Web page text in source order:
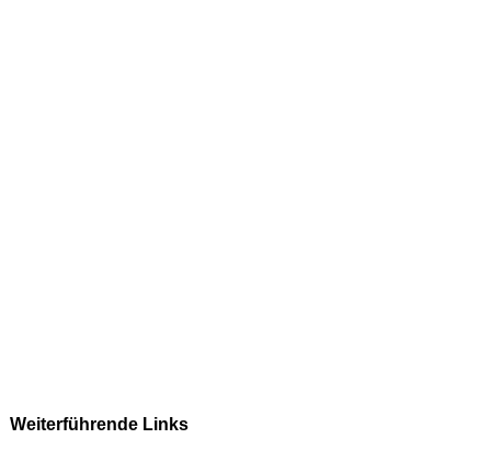
Weiterführende Links